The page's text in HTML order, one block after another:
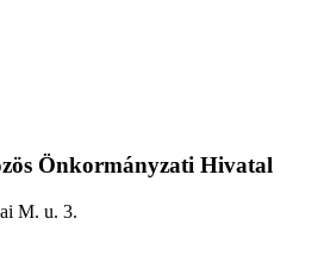
Önkormányzati Hivatal
M. u. 3.